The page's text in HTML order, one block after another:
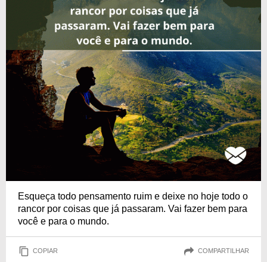
Esqueça todo pensamento ruim e deixe no hoje todo o
rancor por coisas que já passaram. Vai fazer bem para
você e para o mundo.
COPIAR COMPARTILHAR